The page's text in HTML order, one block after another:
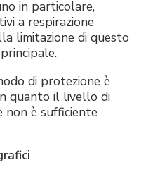
in particolare,
a respirazione
limitazione di questo
di protezione è
quanto il livello di
non è sufficiente